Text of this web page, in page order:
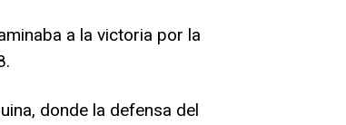
a la victoria por la
donde la defensa del